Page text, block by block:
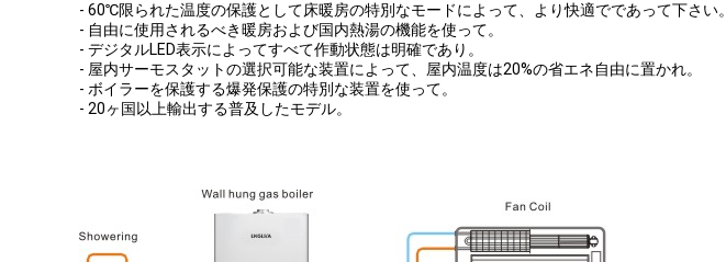
- 60℃限られた温度の保護として床暖房の特別なモードによって、より快適でであって下さい。
- 自由に使用されるべき暖房および国内熱湯の機能を使って。
- デジタルLED表示によってすべて作動状態は明確であり。
- 屋内サーモスタットの選択可能な装置によって、屋内温度は20%の省エネ自由に置かれ。
- ボイラーを保護する爆発保護の特別な装置を使って。
- 20ヶ国以上輸出する普及したモデル。